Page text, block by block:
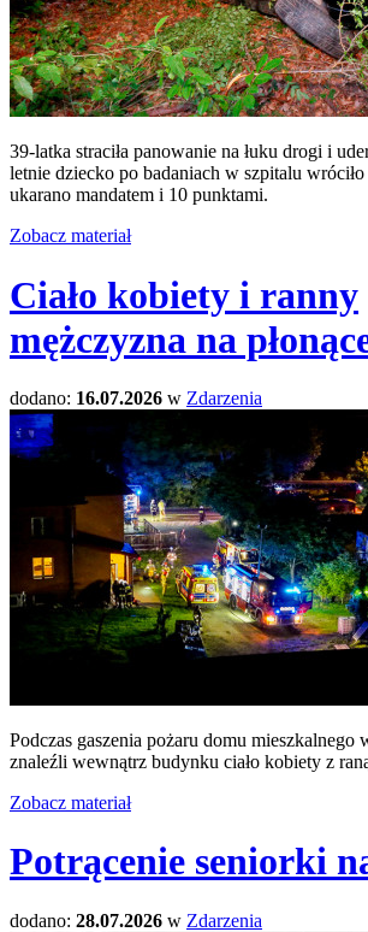
39-latka straciła panowanie na łuku drogi i
letnie dziecko po badaniach w szpitalu
ukarano mandatem i 10 punktami.
Zobacz materiał
Ciało kobiety i ranny
mężczyzna na
dodano: 16.07.2026 w Zdarzenia
Podczas gaszenia pożaru domu mieszkalnego
znaleźli wewnątrz budynku ciało kobiety z
Zobacz materiał
Potrącenie seniorki
dodano: 28.07.2026 w Zdarzenia